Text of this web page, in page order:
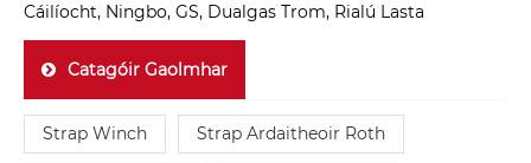
Cáilíocht, Ningbo, GS, Dualgas Trom, Rialú Lasta
Catagóir Gaolmhar
Strap Winch Strap Ardaitheoir Roth